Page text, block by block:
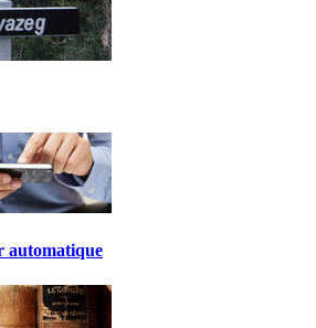
automatique